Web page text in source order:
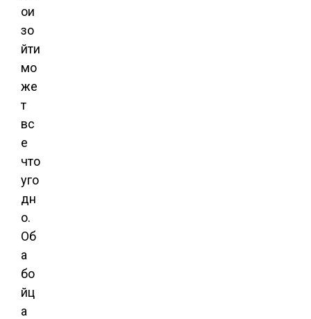
ои
зо
йти
мо
же
т
вс
е
что
уго
дн
о.
Об
а
бо
йц
а